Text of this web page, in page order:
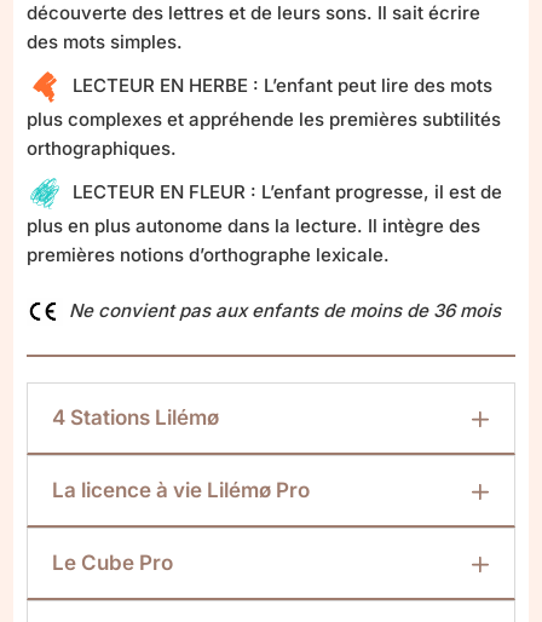
découverte des lettres et de leurs sons. Il sait écrire
des mots simples.
LECTEUR EN HERBE : L’enfant peut lire des mots
plus complexes et appréhende les premières subtilités
orthographiques.
LECTEUR EN FLEUR : L’enfant progresse, il est de
plus en plus autonome dans la lecture. Il intègre des
premières notions d’orthographe lexicale.
Ne convient pas aux enfants de moins de 36 mois
4 Stations Lilémø
La licence à vie Lilémø Pro
Le Cube Pro